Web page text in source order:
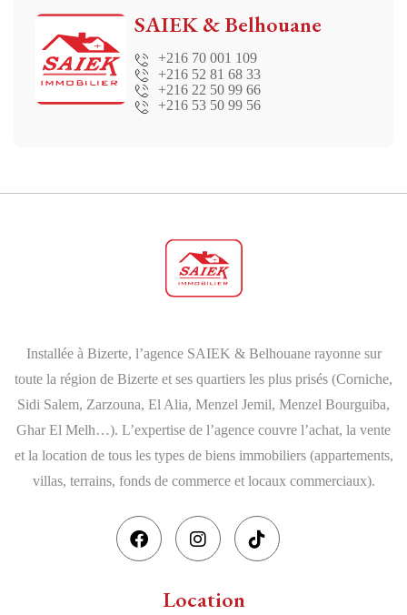
SAIEK & Belhouane
+216 70 001 109
+216 52 81 68 33
+216 22 50 99 66
+216 53 50 99 56
Installée à Bizerte, l’agence SAIEK & Belhouane rayonne sur
toute la région de Bizerte et ses quartiers les plus prisés (Corniche,
Sidi Salem, Zarzouna, El Alia, Menzel Jemil, Menzel Bourguiba,
Ghar El Melh…). L’expertise de l’agence couvre l’achat, la vente
et la location de tous les types de biens immobiliers (appartements,
villas, terrains, fonds de commerce et locaux commerciaux).
Location